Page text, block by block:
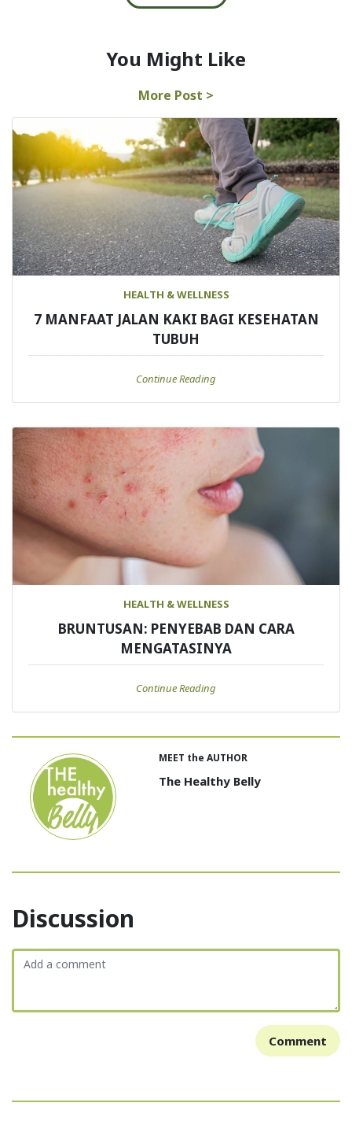
You Might Like
More Post >
HEALTH & WELLNESS
7 MANFAAT JALAN KAKI BAGI KESEHATAN
TUBUH
Continue Reading
HEALTH & WELLNESS
BRUNTUSAN: PENYEBAB DAN CARA
MENGATASINYA
Continue Reading
MEET the AUTHOR
The Healthy Belly
Discussion
Comment